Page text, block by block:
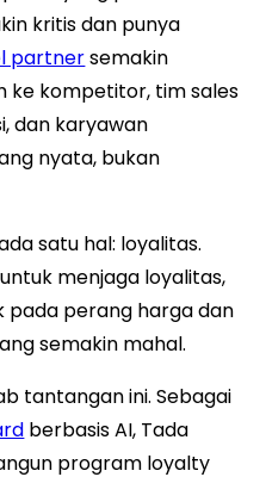
kritis dan punya
partnersemakin
ke kompetitor, tim sales
dan karyawan
nyata, bukan
satu hal: loyalitas.
menjaga loyalitas,
perang harga dan
semakin mahal.
tantangan ini. Sebagai
berbasis AI, Tada
program loyalty